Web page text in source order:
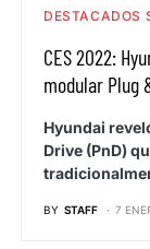
DESTACADOS
CES 2022:
modular Plug
Hyundai
Drive (PnD)
BY STAFF 7